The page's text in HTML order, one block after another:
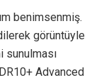
benimsenmiş.
görüntüyle
sunulması
Advanced